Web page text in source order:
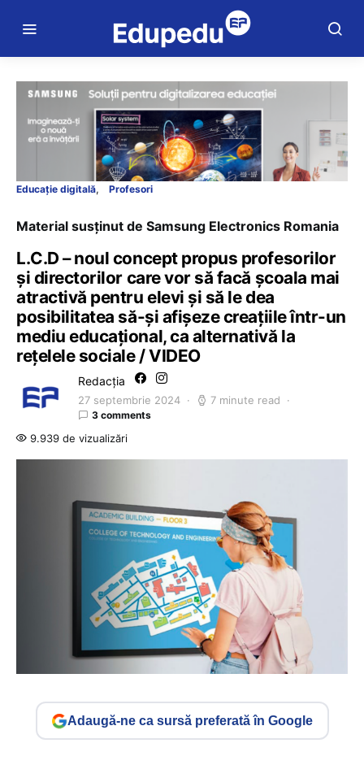
Educație digitală Profesori
Material susținut de Samsung Electronics Romania
L.C.D – noul concept propus profesorilor
și directorilor care vor să facă școala mai
atractivă pentru elevi și să le dea
posibilitatea să-și afișeze creațiile într-un
mediu educațional, ca alternativă la
rețelele sociale / VIDEO
Redacția
27 septembrie 2024 7 minute read
3 comments
9.939 de vizualizări
Adaugă-ne ca sursă preferată în Google